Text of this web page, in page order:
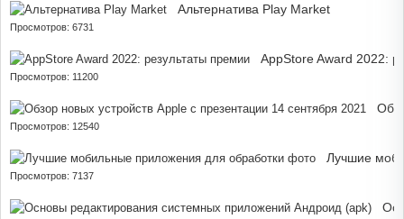
Альтернатива Play Market
Просмотров: 6731
AppStore Award 2022:
Просмотров: 11200
Просмотров: 12540
Лучшие
Просмотров: 7137